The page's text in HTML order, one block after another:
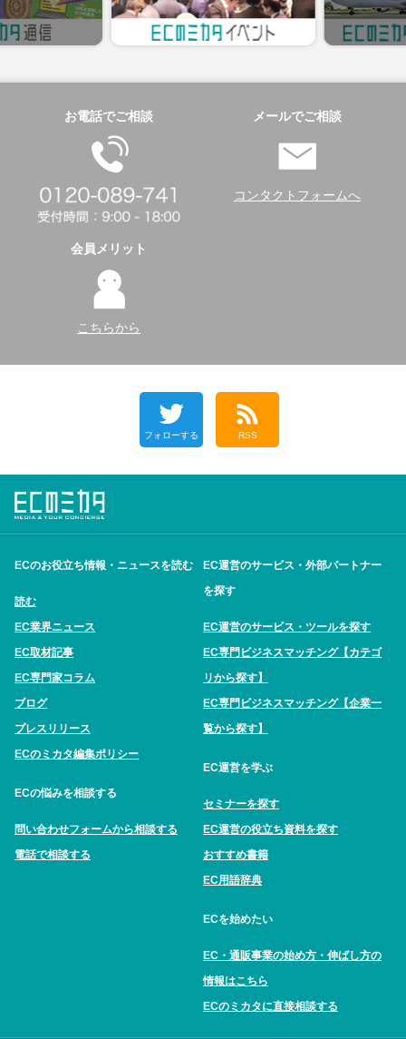
お電話でご相談 メールでご相談
コンタクトフォームへ
会員メリット
こちらから
フォローする RSS
ECのお役立ち情報・ニュースを読む
読む
EC業界ニュース
EC取材記事
EC専門家コラム
ブログ
プレスリリース
ECのミカタ編集ポリシー
ECの悩みを相談する
問い合わせフォームから相談する
電話で相談する
EC運営のサービス・外部パートナー
を探す
EC運営のサービス・ツールを探す
EC専門ビジネスマッチング【カテゴ
リから探す】
EC専門ビジネスマッチング【企業一
覧から探す】
EC運営を学ぶ
セミナーを探す
EC運営の役立ち資料を探す
おすすめ書籍
EC用語辞典
ECを始めたい
EC・通販事業の始め方・伸ばし方の
情報はこちら
ECのミカタに直接相談する